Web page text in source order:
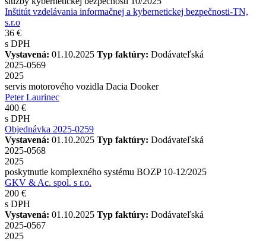
Inštitút vzdelávania informačnej a kybernetickej bezpečnosti-TN,
s.r.o
36 €
s DPH
Vystavená: 01.10.2025 Typ faktúry: Dodávateľská
2025-0569
2025
servis motorového vozidla Dacia Dooker
Peter Laurinec
400 €
s DPH
Objednávka 2025-0259
Vystavená: 01.10.2025 Typ faktúry: Dodávateľská
2025-0568
2025
poskytnutie komplexného systému BOZP 10-12/2025
GKV & Ac. spol. s r.o.
200 €
s DPH
Vystavená: 01.10.2025 Typ faktúry: Dodávateľská
2025-0567
2025